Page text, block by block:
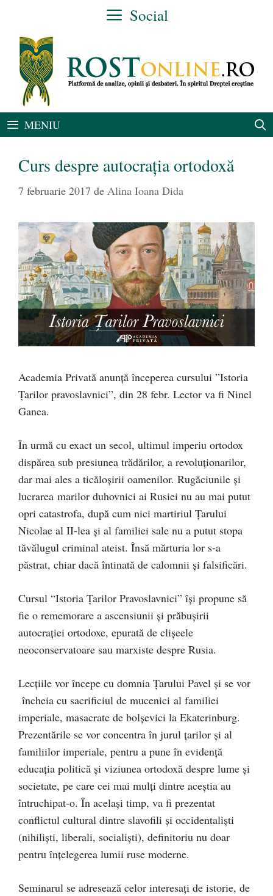
conținut
Social
MENIU
Curs despre autocrația ortodoxă
7 februarie 2017 de Alina Ioana Dida
Academia Privată anunță începerea cursului ”Istoria
Țarilor pravoslavnici”, din 28 febr. Lector va fi Ninel
Ganea.
În urmă cu exact un secol, ultimul imperiu ortodox
dispărea sub presiunea trădărilor, a revoluționarilor,
dar mai ales a ticăloșirii oamenilor. Rugăciunile și
lucrarea marilor duhovnici ai Rusiei nu au mai putut
opri catastrofa, după cum nici martiriul Țarului
Nicolae al II-lea și al familiei sale nu a putut stopa
tăvălugul criminal ateist. Însă mărturia lor s-a
păstrat, chiar dacă întinată de calomnii și falsificări.
Cursul “Istoria Țarilor Pravoslavnici” își propune să
fie o rememorare a ascensiunii și prăbușirii
autocrației ortodoxe, epurată de clișeele
neoconservatoare sau marxiste despre Rusia.
Lecțiile vor începe cu domnia Țarului Pavel și se vor
încheia cu sacrificiul de mucenici al familiei
imperiale, masacrate de bolșevici la Ekaterinburg.
Prezentările se vor concentra în jurul țarilor și al
familiilor imperiale, pentru a pune în evidență
educația politică și viziunea ortodoxă despre lume și
societate, pe care cei mai mulți dintre aceștia au
întruchipat-o. În același timp, va fi prezentat
conflictul cultural dintre slavofili și occidentaliști
(nihiliști, liberali, socialiști), definitoriu nu doar
pentru înțelegerea lumii ruse moderne.
Seminarul se adresează celor interesați de istorie, de